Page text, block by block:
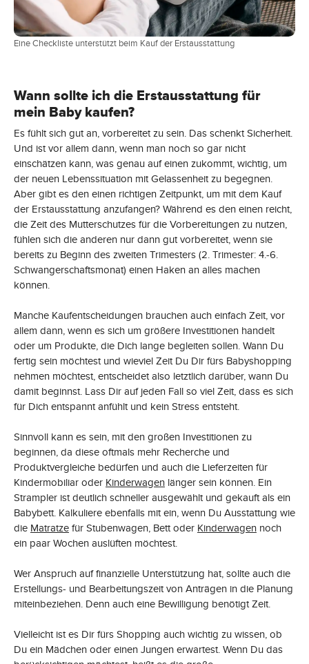
Eine Checkliste unterstützt beim Kauf der Erstausstattung
Wann sollte ich die Erstausstattung für
mein Baby kaufen?
Es fühlt sich gut an, vorbereitet zu sein. Das schenkt Sicherheit.
Und ist vor allem dann, wenn man noch so gar nicht
einschätzen kann, was genau auf einen zukommt, wichtig, um
der neuen Lebenssituation mit Gelassenheit zu begegnen.
Aber gibt es den einen richtigen Zeitpunkt, um mit dem Kauf
der Erstausstattung anzufangen? Während es den einen reicht,
die Zeit des Mutterschutzes für die Vorbereitungen zu nutzen,
fühlen sich die anderen nur dann gut vorbereitet, wenn sie
bereits zu Beginn des zweiten Trimesters (2. Trimester: 4.-6.
Schwangerschaftsmonat) einen Haken an alles machen
können.
Manche Kaufentscheidungen brauchen auch einfach Zeit, vor
allem dann, wenn es sich um größere Investitionen handelt
oder um Produkte, die Dich lange begleiten sollen. Wann Du
fertig sein möchtest und wieviel Zeit Du Dir fürs Babyshopping
nehmen möchtest, entscheidet also letztlich darüber, wann Du
damit beginnst. Lass Dir auf jeden Fall so viel Zeit, dass es sich
für Dich entspannt anfühlt und kein Stress entsteht.
Sinnvoll kann es sein, mit den großen Investitionen zu
beginnen, da diese oftmals mehr Recherche und
Produktvergleiche bedürfen und auch die Lieferzeiten für
Kindermobiliar oder Kinderwagen länger sein können. Ein
Strampler ist deutlich schneller ausgewählt und gekauft als ein
Babybett. Kalkuliere ebenfalls mit ein, wenn Du Ausstattung wie
die Matratzefür Stubenwagen, Bett oder Kinderwagen noch
ein paar Wochen auslüften möchtest.
Wer Anspruch auf finanzielle Unterstützung hat, sollte auch die
Erstellungs- und Bearbeitungszeit von Anträgen in die Planung
miteinbeziehen. Denn auch eine Bewilligung benötigt Zeit.
Vielleicht ist es Dir fürs Shopping auch wichtig zu wissen, ob
Du ein Mädchen oder einen Jungen erwartest. Wenn Du das